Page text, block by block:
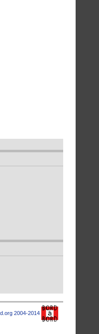
2004-2014